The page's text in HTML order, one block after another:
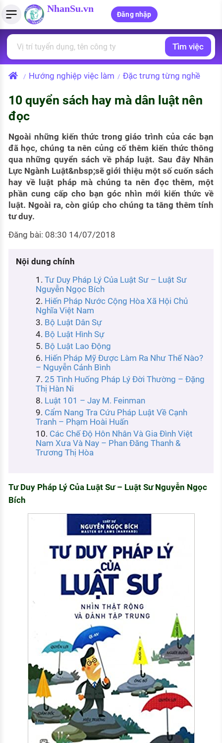
NhanSu.vn
Đăng nhập
Tìm việc làm
Việc làm ngành luật
Việc làm lương cao
CÔNG TY
Danh sách nhà tuyển dụng
Nhà tuyển dụng hàng đầu
Quản lý CV
Tải CV lên
Tạo CV trực tuyến
Mẫu CV đơn giản
Mẫu CV hiện đại
Tính lương Gross - Net
Tính thuế thu nhập cá nhân
Tính trợ cấp thất nghiệp
PHÁP LUẬT VIỆT NAM
Văn bản pháp luật
PHÁP LUẬT LAO ĐỘNG
Lao động và tiền lương
Bảo hiểm và phúc lợi
Thuế thu nhập
Hồ sơ biểu mẫu
Chính sách lao động
KHÁM PHÁ NGHỀ NGHIỆP
Kỹ năng nghề nghiệp
HƯỚNG NGHIỆP VIỆC LÀM
Đặc trưng từng nghề
Xu hướng việc làm
XÂY DỰNG VÀ PHÁT TRIỂN ĐỘI NGŨ
TUYỂN DỤNG VIỆC LÀM
Tìm việc
/ Hướng nghiệp việc làm / Đặc trưng từng nghề
10 quyển sách hay mà dân luật nên
đọc
Ngoài những kiến thức trong giáo trình của các bạn
đã học, chúng ta nên củng cố thêm kiến thức thông
qua những quyển sách về pháp luật. Sau đây Nhân
Lực Ngành Luật&nbsp;sẽ giới thiệu một số cuốn sách
hay về luật pháp mà chúng ta nên đọc thêm, một
phần cung cấp cho bạn góc nhìn mới kiến thức về
luật. Ngoài ra, còn giúp cho chúng ta tăng thêm tính
tư duy.
Đăng bài: 08:30 14/07/2018
Nội dung chính
Tư Duy Pháp Lý Của Luật Sư – Luật Sư
Nguyễn Ngọc Bích
Hiến Pháp Nước Cộng Hòa Xã Hội Chủ
Nghĩa Việt Nam
Bộ Luật Dân Sự
Bộ Luật Hình Sự
Bộ Luật Lao Động
Hiến Pháp Mỹ Được Làm Ra Như Thế Nào?
– Nguyễn Cảnh Bình
25 Tình Huống Pháp Lý Đời Thường – Đặng
Thị Hàn Ni
Luật 101 – Jay M. Feinman
Cẩm Nang Tra Cứu Pháp Luật Về Cạnh
Tranh – Phạm Hoài Huấn
Các Chế Độ Hôn Nhân Và Gia Đình Việt
Nam Xưa Và Nay – Phan Đăng Thanh &
Trương Thị Hòa
Tư Duy Pháp Lý Của Luật Sư – Luật Sư Nguyễn Ngọc
Bích